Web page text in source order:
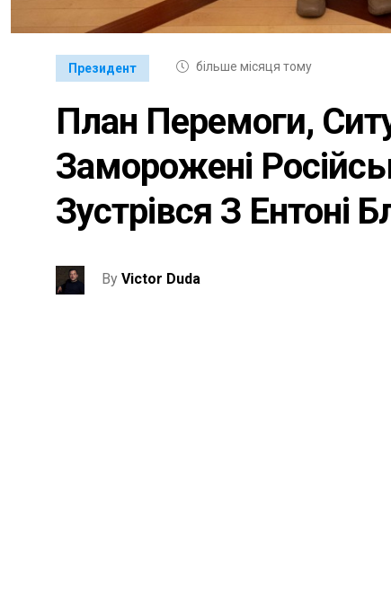
Президент більше місяця тому
План Перемоги,
Заморожені
Зустрівся З Ентоні
By Victor Duda